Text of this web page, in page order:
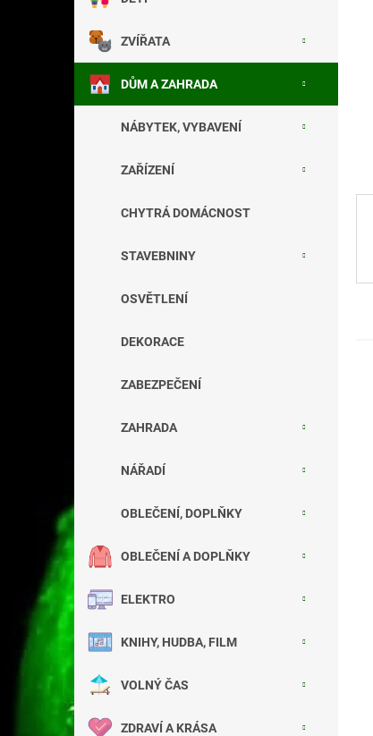
ZVÍŘATA
DŮM A ZAHRADA
NÁBYTEK, VYBAVENÍ
ZAŘÍZENÍ
CHYTRÁ DOMÁCNOST
STAVEBNINY
OSVĚTLENÍ
DEKORACE
ZABEZPEČENÍ
ZAHRADA
NÁŘADÍ
OBLEČENÍ, DOPLŇKY
OBLEČENÍ A DOPLŇKY
ELEKTRO
KNIHY, HUDBA, FILM
VOLNÝ ČAS
ZDRAVÍ A KRÁSA